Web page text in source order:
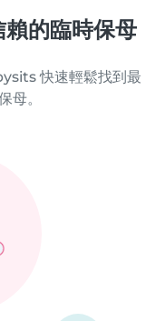
的臨時保母
快速輕鬆找到最
母。